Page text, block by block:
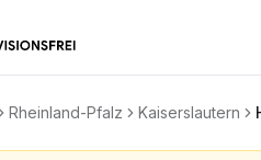
Rheinland-Pfalz Kaiserslautern